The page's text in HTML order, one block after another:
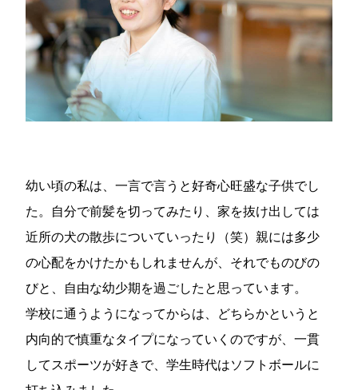
幼い頃の私は、一言で言うと好奇心旺盛な子供でし
た。自分で前髪を切ってみたり、家を抜け出しては
近所の犬の散歩についていったり（笑）親には多少
の心配をかけたかもしれませんが、それでものびの
びと、自由な幼少期を過ごしたと思っています。
学校に通うようになってからは、どちらかというと
内向的で慎重なタイプになっていくのですが、一貫
してスポーツが好きで、学生時代はソフトボールに